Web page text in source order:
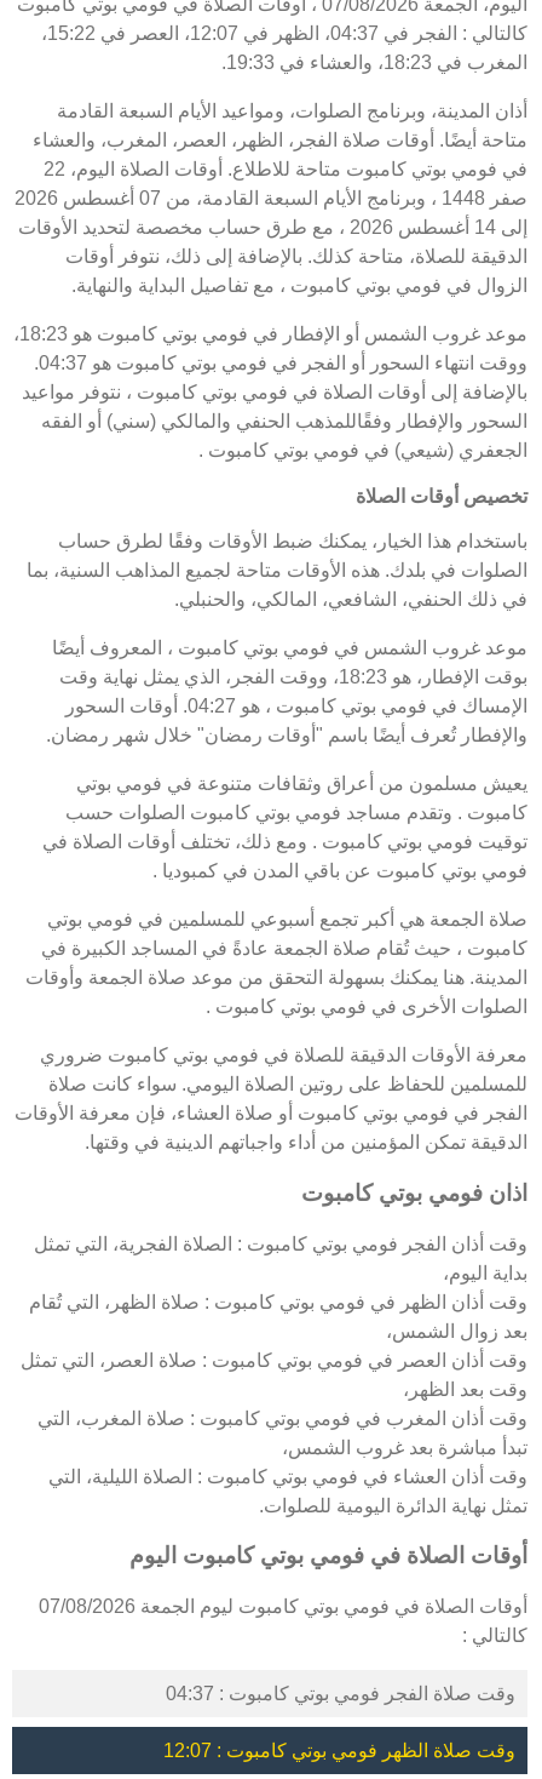
اليوم، الجمعة 07/08/2026 ، أوقات الصلاة في فومي بوتي كامبوت
كالتالي : الفجر في 04:37، الظهر في 12:07، العصر في 15:22،
المغرب في 18:23، والعشاء في 19:33.
أذان المدينة، وبرنامج الصلوات، ومواعيد الأيام السبعة القادمة
متاحة أيضًا. أوقات صلاة الفجر، الظهر، العصر، المغرب، والعشاء
في فومي بوتي كامبوت متاحة للاطلاع. أوقات الصلاة اليوم، 22
صفر 1448 ، وبرنامج الأيام السبعة القادمة، من 07 أغسطس 2026
إلى 14 أغسطس 2026 ، مع طرق حساب مخصصة لتحديد الأوقات
الدقيقة للصلاة، متاحة كذلك. بالإضافة إلى ذلك، نتوفر أوقات
الزوال في فومي بوتي كامبوت ، مع تفاصيل البداية والنهاية.
موعد غروب الشمس أو الإفطار في فومي بوتي كامبوت هو 18:23،
ووقت انتهاء السحور أو الفجر في فومي بوتي كامبوت هو 04:37.
بالإضافة إلى أوقات الصلاة في فومي بوتي كامبوت ، نتوفر مواعيد
السحور والإفطار وفقًاللمذهب الحنفي والمالكي (سني) أو الفقه
الجعفري (شيعي) في فومي بوتي كامبوت .
تخصيص أوقات الصلاة
باستخدام هذا الخيار، يمكنك ضبط الأوقات وفقًا لطرق حساب
الصلوات في بلدك. هذه الأوقات متاحة لجميع المذاهب السنية، بما
في ذلك الحنفي، الشافعي، المالكي، والحنبلي.
موعد غروب الشمس في فومي بوتي كامبوت ، المعروف أيضًا
بوقت الإفطار، هو 18:23، ووقت الفجر، الذي يمثل نهاية وقت
الإمساك في فومي بوتي كامبوت ، هو 04:27. أوقات السحور
والإفطار تُعرف أيضًا باسم "أوقات رمضان" خلال شهر رمضان.
يعيش مسلمون من أعراق وثقافات متنوعة في فومي بوتي
كامبوت . وتقدم مساجد فومي بوتي كامبوت الصلوات حسب
توقيت فومي بوتي كامبوت . ومع ذلك، تختلف أوقات الصلاة في
فومي بوتي كامبوت عن باقي المدن في كمبوديا .
صلاة الجمعة هي أكبر تجمع أسبوعي للمسلمين في فومي بوتي
كامبوت ، حيث تُقام صلاة الجمعة عادةً في المساجد الكبيرة في
المدينة. هنا يمكنك بسهولة التحقق من موعد صلاة الجمعة وأوقات
الصلوات الأخرى في فومي بوتي كامبوت .
معرفة الأوقات الدقيقة للصلاة في فومي بوتي كامبوت ضروري
للمسلمين للحفاظ على روتين الصلاة اليومي. سواء كانت صلاة
الفجر في فومي بوتي كامبوت أو صلاة العشاء، فإن معرفة الأوقات
الدقيقة تمكن المؤمنين من أداء واجباتهم الدينية في وقتها.
اذان فومي بوتي كامبوت
وقت أذان الفجر فومي بوتي كامبوت : الصلاة الفجرية، التي تمثل
بداية اليوم،
وقت أذان الظهر في فومي بوتي كامبوت : صلاة الظهر، التي تُقام
بعد زوال الشمس،
وقت أذان العصر في فومي بوتي كامبوت : صلاة العصر، التي تمثل
وقت بعد الظهر،
وقت أذان المغرب في فومي بوتي كامبوت : صلاة المغرب، التي
تبدأ مباشرة بعد غروب الشمس،
وقت أذان العشاء في فومي بوتي كامبوت : الصلاة الليلية، التي
تمثل نهاية الدائرة اليومية للصلوات.
أوقات الصلاة في فومي بوتي كامبوت اليوم
أوقات الصلاة في فومي بوتي كامبوت ليوم الجمعة 07/08/2026
كالتالي :
وقت صلاة الفجر فومي بوتي كامبوت : 04:37
وقت صلاة الظهر فومي بوتي كامبوت : 12:07